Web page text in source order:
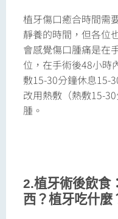
植牙傷口癒合時間需
靜養的時間，但各位
會感覺傷口腫痛是在
位，在手術後48小時
敷15-30分鐘休息15-
改用熱敷（熱敷15-
腫。
2.植牙術後飲食
西？植牙吃什麼